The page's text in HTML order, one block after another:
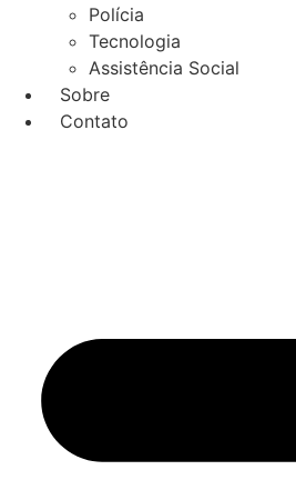
Polícia
Tecnologia
Assistência Social
Sobre
Contato